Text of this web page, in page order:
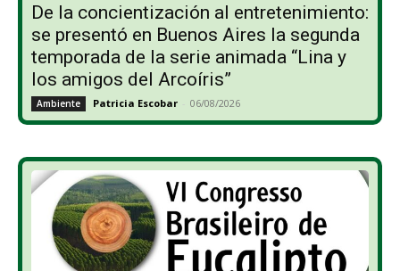
De la concientización al entretenimiento:
se presentó en Buenos Aires la segunda
temporada de la serie animada “Lina y
los amigos del Arcoíris”
Ambiente Patricia Escobar - 06/08/2026